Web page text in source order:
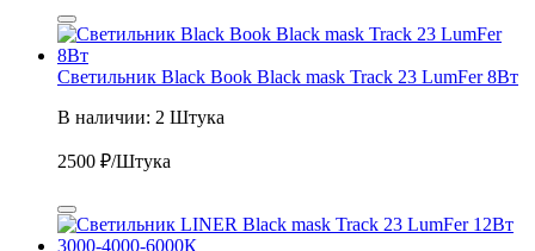
Светильник Black Book Black mask Track 23 LumFer 8Вт
В наличии: 2 Штука
2500 ₽/Штука